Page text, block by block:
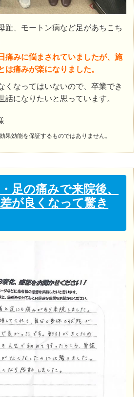
趾、モートン病など足があちこち
痛みに悩まされていましたが、施
は痛みが楽になりました。
くなってはいないので、卒業でき
話になりたいと思っています。
果効能を保証するものではありません。
足の痛みで来院後、
が良くなって驚き